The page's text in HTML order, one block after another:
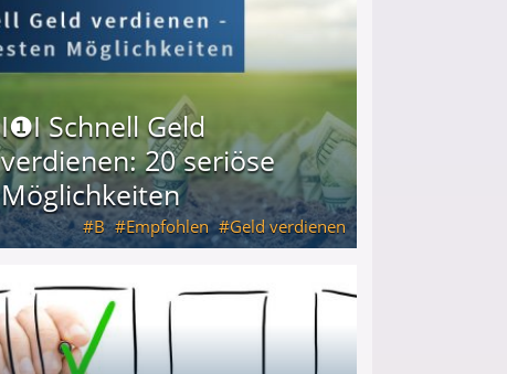
I❶I Schnell Geld
verdienen: 20 seriöse
Möglichkeiten
B Empfohlen Geld verdienen